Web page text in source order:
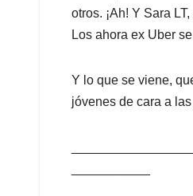
otros. ¡Ah! Y Sara
Los ahora ex Uber
Y lo que se viene,
jóvenes de cara a